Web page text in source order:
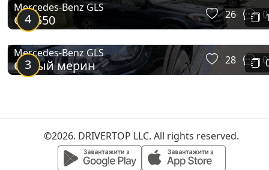
4
Mercedes-Benz GLS
GLS550 26 0
3
Mercedes-Benz GLS
Сивый мерин 28 0
©2026. DRIVERTOP LLC. All rights reserved.